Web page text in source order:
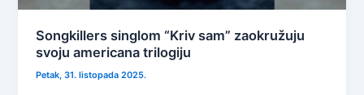
Songkillers singlom “Kriv sam” zaokružuju
svoju americana trilogiju
Petak, 31. listopada 2025.